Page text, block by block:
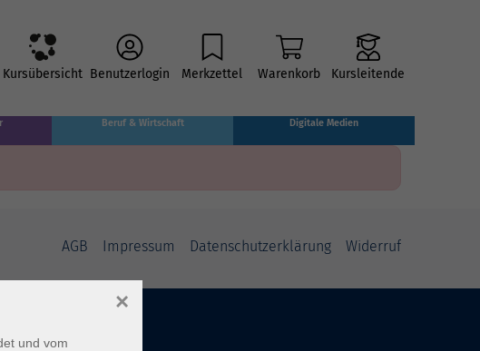
Kursübersicht Benutzerlogin Merkzettel Warenkorb Kursleitende
Beruf & Wirtschaft Digitale Medien
AGB Impressum Datenschutzerklärung Widerruf
und vom
×